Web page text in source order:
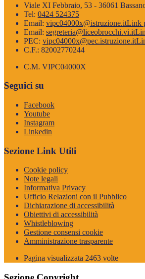
Viale XI Febbraio, 53 - 36061
Tel: 0424 524375
Email: vipc04000x@istruzione.itLink
Email: segreteria@liceobrocchi.vi.it
PEC: vipc04000x@pec.istruzione.it
C.F.: 82002770244
C.M. VIPC04000X
Seguici su
Facebook
Youtube
Instagram
Linkedin
Sezione Link Utili
Cookie policy
Note legali
Informativa Privacy
Ufficio Relazioni con il Pubblico
Dichiarazione di accessibilità
Obiettivi di accessibilità
Whistleblowing
Gestione consensi cookie
Amministrazione trasparente
Pagina visualizzata 2463 volte